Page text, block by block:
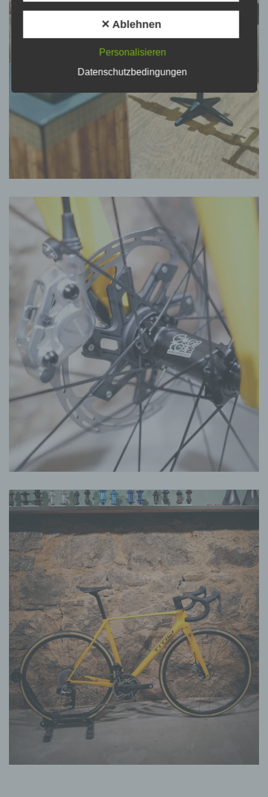
c) Verarbeitung
Verarbeitung ist jeder mit oder ohne Hilfe
automatisierter Verfahren ausgeführte Vorgang
Zusammenhang mit personenbezogenen Daten
wie das Erheben, das Erfassen, die Organisation,
das Ordnen, die Speicherung, die Anpassung oder
Veränderung, das Auslesen, das Abfragen, die
Verwendung, die Offenlegung durch Übermittlung,
Bereitstellung, den Abgleich oder die Verknüpfung,
d) Einschränkung der Verarbeitung
Einschränkung der Verarbeitung ist die Markierung
gespeicherter personenbezogener Daten mit dem
Ziel, ihre künftige Verarbeitung einzuschränken.
e) Profiling
Profiling ist jede Art der automatisierten
Verarbeitung personenbezogener Daten, die darin
besteht, dass diese personenbezogenen Daten
verwendet werden, um bestimmte persönliche
Aspekte, die sich auf eine natürliche Person
beziehen, zu bewerten, insbesondere, um Aspekte
bezüglich Arbeitsleistung, wirtschaftlicher Lage,
Gesundheit, persönlicher Vorlieben, Interessen,
Zuverlässigkeit, Verhalten, Aufenthaltsort oder
Ortswechsel dieser natürlichen Person zu
analysieren oder vorherzusagen.
f) Pseudonymisierung
personenbezogener Daten in einer Weise, auf
welche die personenbezogenen Daten ohne
Hinzuziehung zusätzlicher Informationen nicht
mehr einer spezifischen betroffenen Person
zugeordnet werden können, sofern diese
zusätzlichen Informationen gesondert aufbewahrt
werden und technischen und organisatorischen
Maßnahmen unterliegen, die gewährleisten, dass
die personenbezogenen Daten nicht einer
identifizierten oder identifizierbaren natürlichen
Person zugewiesen werden.
g) Verantwortlicher oder für die Verarbeitung
Verantwortlicher
Verantwortlicher oder für die Verarbeitung
Verantwortlicher ist die natürliche oder juristische
✕ Ablehnen
Personalisieren
Datenschutzbedingungen